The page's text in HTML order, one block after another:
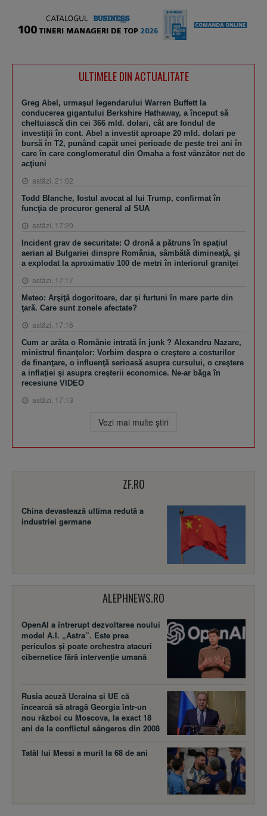
ULTIMELE DIN ACTUALITATE
Greg Abel, urmaşul legendarului Warren Buffett la
conducerea gigantului Berkshire Hathaway, a început să
cheltuiască din cei 366 mld. dolari, cât are fondul de
investiţii în cont. Abel a investit aproape 20 mld. dolari pe
bursă în T2, punând capăt unei perioade de peste trei ani în
care în care conglomeratul din Omaha a fost vânzător net de
acţiuni
astăzi, 21:02
Todd Blanche, fostul avocat al lui Trump, confirmat în
funcţia de procuror general al SUA
astăzi, 17:20
Incident grav de securitate: O dronă a pătruns în spaţiul
aerian al Bulgariei dinspre România, sâmbătă dimineaţă, şi
a explodat la aproximativ 100 de metri în interiorul graniţei
astăzi, 17:17
Meteo: Arşiţă dogoritoare, dar şi furtuni în mare parte din
ţară. Care sunt zonele afectate?
astăzi, 17:16
Cum ar arăta o Românie intrată în junk ? Alexandru Nazare,
ministrul finanţelor: Vorbim despre o creştere a costurilor
de finanţare, o influenţă serioasă asupra cursului, o creştere
a inflaţiei şi asupra creşterii economice. Ne-ar băga în
recesiune VIDEO
astăzi, 17:13
Vezi mai multe ştiri
ZF.RO
China devastează ultima redută a
industriei germane
ALEPHNEWS.RO
OpenAI a întrerupt dezvoltarea noului
model A.I. „Astra”. Este prea
periculos și poate orchestra atacuri
cibernetice fără intervenție umană
Rusia acuză Ucraina şi UE că
încearcă să atragă Georgia într-un
nou război cu Moscova, la exact 18
ani de la conflictul sângeros din 2008
Tatăl lui Messi a murit la 68 de ani